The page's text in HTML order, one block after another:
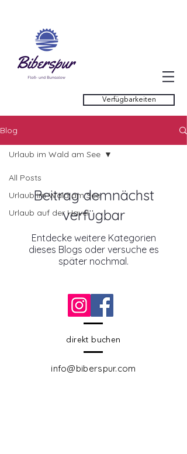
Verfügbarkeiten
Blog
All Posts
Urlaub im Wald am See
Urlaub auf der Havel
Urlaub im Wald am See
Beitrag demnächst
verfügbar
Entdecke weitere Kategorien
dieses Blogs oder versuche es
später nochmal.
direkt buchen
info@biberspur.com